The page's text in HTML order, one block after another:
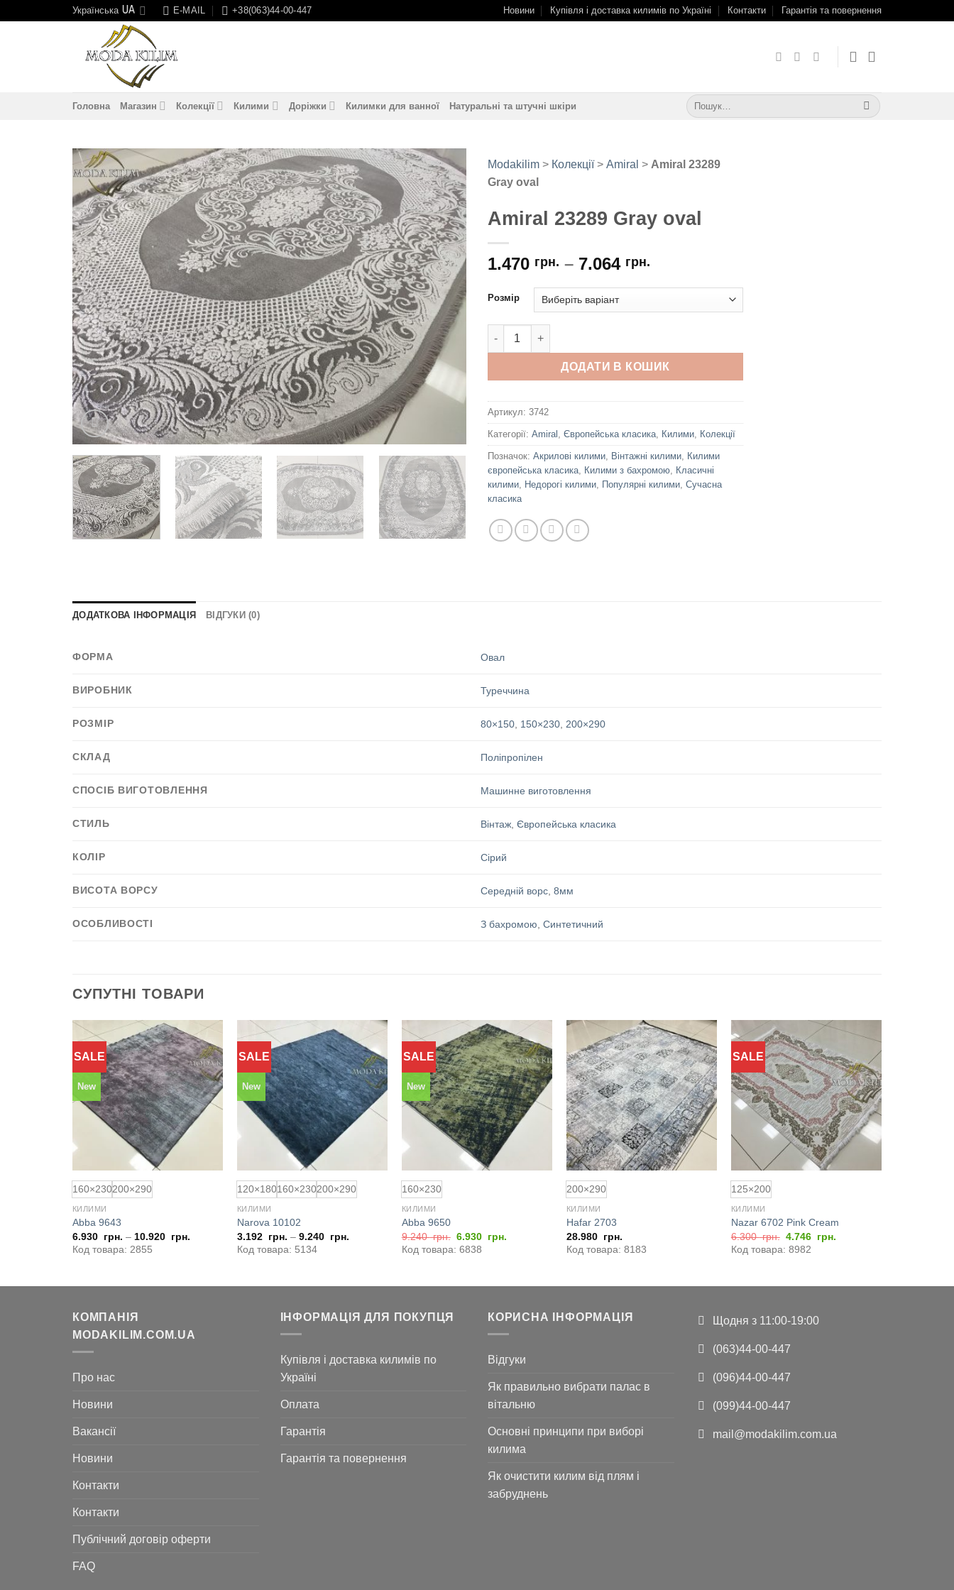
Українська E-MAIL +38(063)44-00-447 Новини Купівля і доставка килимів по Україні Контакти Гарантія та повернення
Головна Магазин Колекції Килими Доріжки Килимки для ванної Натуральні та штучні шкіри
Шукати:
Додати
до
обраного
Modakilim > Колекції> Amiral > Amiral 23289
Gray oval
Amiral 23289 Gray oval
1.470 грн. – 7.064 грн.
Розмір
Amiral 23289 Gray oval кількість
ДОДАТИ В КОШИК
Артикул: 3742
Категорії: Amiral Європейська класика Килими Колекції
Позначок: Акрилові килими Вінтажні килими Килими
європейська класика Килими з бахромою Класичні
килими Недорогі килими Популярні килими Сучасна
класика
ДОДАТКОВА ІНФОРМАЦІЯ ВІДГУКИ (0)
ФОРМА Овал
ВИРОБНИК Туреччина
РОЗМІР 80×150 150×230 200×290
СКЛАД Поліпропілен
СПОСІБ ВИГОТОВЛЕННЯ Машинне виготовлення
СТИЛЬ Вінтаж ,Європейська класика
КОЛІР Сірий
ВИСОТА ВОРСУ Середній ворс ,8мм
ОСОБЛИВОСТІ З бахромою ,Синтетичний
СУПУТНІ ТОВАРИ
SALE
New
Додати
до
обраного
160×230200×290
КИЛИМИ
Abba 9643
6.930 грн. – 10.920 грн.
Код товара: 2855
SALE
New
Додати
до
обраного
120×180160×230200×290
КИЛИМИ
Narova 10102
3.192 грн. – 9.240 грн.
Код товара: 5134
SALE
New
Додати
до
обраного
160×230
КИЛИМИ
Abba 9650
9.240грн. Оригінальна
ціна:
9.240
6.930 грн.
Код товара: 6838
Додати
до
обраного
200×290
КИЛИМИ
Hafar 2703
28.980 грн.
Код товара: 8183
SALE
Додати
до
обраного
125×200
КИЛИМИ
Nazar 6702 Pink Cream
6.300грн. Оригінальна
ціна:
6.300
4.746 грн.
Код товара: 8982
КОМПАНІЯ
MODAKILIM.COM.UA
Про нас
Новини
Вакансії
Новини
Контакти
Контакти
Публічний договір оферти
FAQ
ІНФОРМАЦІЯ ДЛЯ ПОКУПЦЯ
Купівля і доставка килимів по
Україні
Оплата
Гарантія
Гарантія та повернення
КОРИСНА ІНФОРМАЦІЯ
Відгуки
Як правильно вибрати палас в
вітальню
Основні принципи при виборі
килима
Як очистити килим від плям і
забруднень
Щодня з 11:00-19:00
(063)44-00-447
(096)44-00-447
(099)44-00-447
mail@modakilim.com.ua